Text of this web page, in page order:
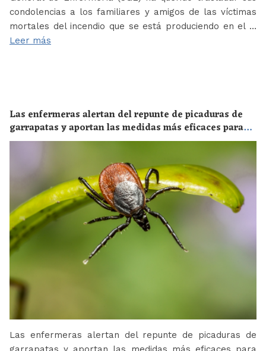
condolencias a los familiares y amigos de las víctimas
mortales del incendio que se está produciendo en el …
Leer más
Las enfermeras alertan del repunte de picaduras de
garrapatas y aportan las medidas más eficaces para
evitar las enfermedades derivadas
Las enfermeras alertan del repunte de picaduras de